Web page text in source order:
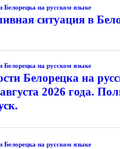
Белорецка на русском языке
ситуация в
Белорецка на русском языке
Белорецка на
2026 года.
Белорецка на русском языке